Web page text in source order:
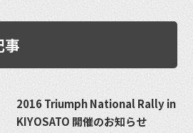
事
2016 Triumph National Rally in
KIYOSATO 開催のお知らせ